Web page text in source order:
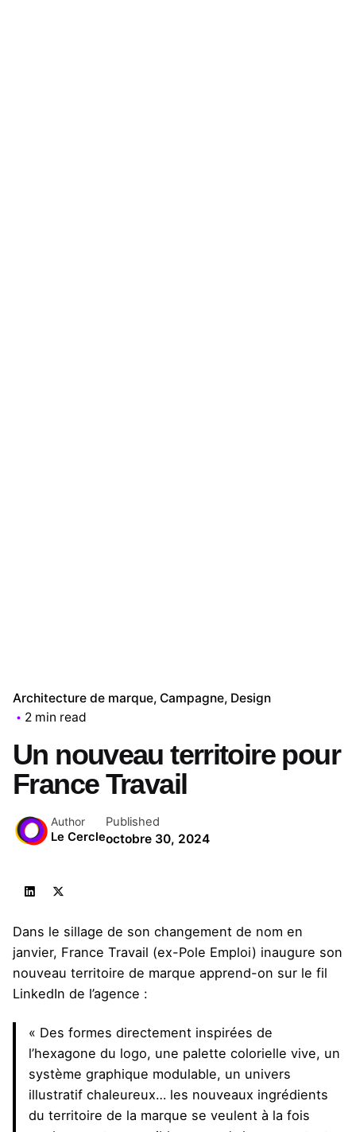
Architecture de marque Campagne Design
2 min read
Un nouveau territoire pour
France Travail
Author
Le Cercle
Published
octobre 30, 2024
Dans le sillage de son changement de nom en
janvier, France Travail (ex-Pole Emploi) inaugure son
nouveau territoire de marque apprend-on sur le fil
LinkedIn de l’agence :
« Des formes directement inspirées de
l’hexagone du logo, une palette colorielle vive, un
système graphique modulable, un univers
illustratif chaleureux… les nouveaux ingrédients
du territoire de la marque se veulent à la fois